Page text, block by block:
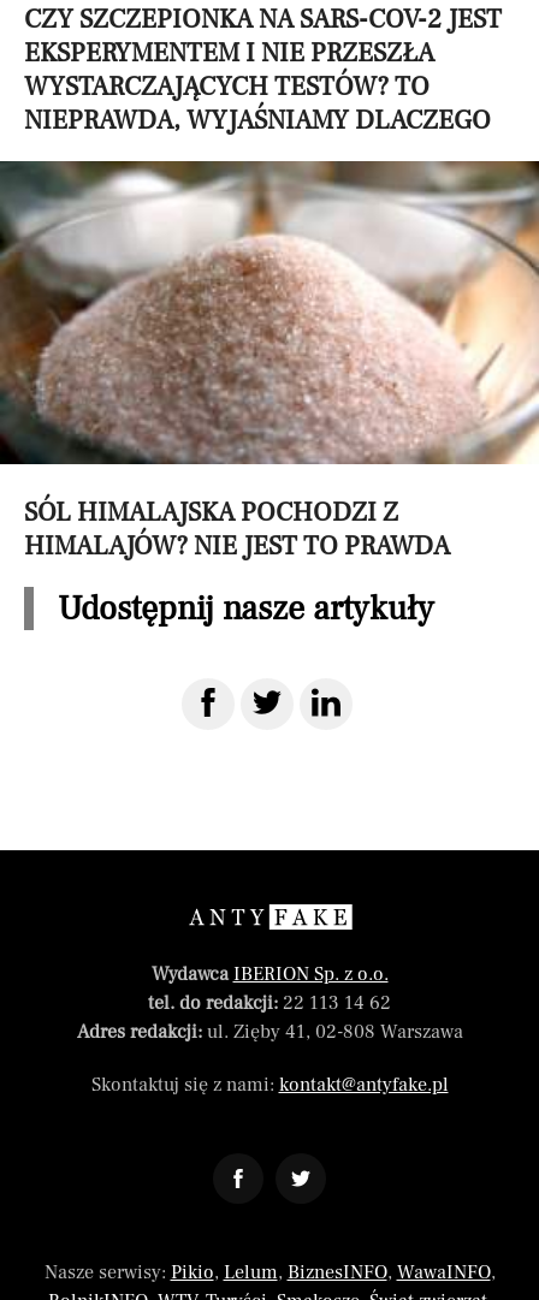
CZY SZCZEPIONKA NA SARS-COV-2 JEST
EKSPERYMENTEM I NIE PRZESZŁA
WYSTARCZAJĄCYCH TESTÓW? TO
NIEPRAWDA, WYJAŚNIAMY DLACZEGO
SÓL HIMALAJSKA POCHODZI Z
HIMALAJÓW? NIE JEST TO PRAWDA
Udostępnij nasze artykuły
WydawcaIBERION Sp. z o.o.
tel. do redakcji: 22 113 14 62
Adres redakcji:ul. Zięby 41, 02-808 Warszawa
Skontaktuj się z nami: kontakt@antyfake.pl
Nasze serwisy: Pikio, Lelum, BiznesINFO, WawaINFO,